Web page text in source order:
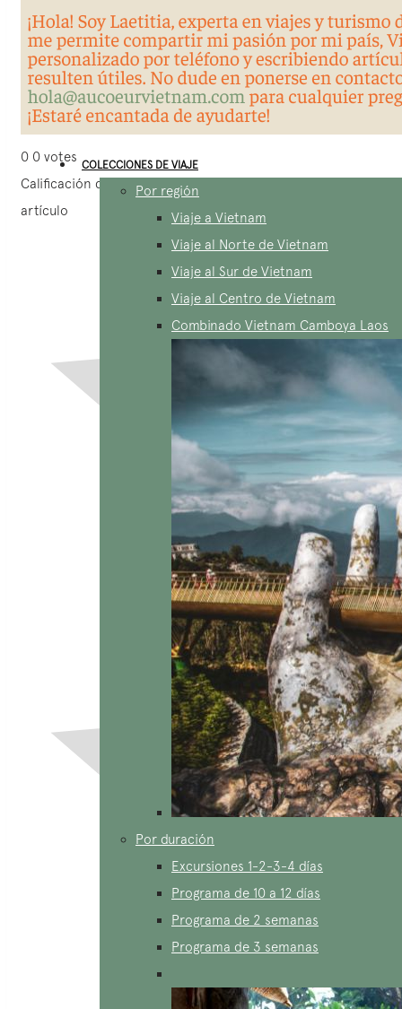
COLECCIONES DE VIAJE
Por región
Viaje a Vietnam
Viaje al Norte de Vietnam
Viaje al Sur de Vietnam
Viaje al Centro de Vietnam
Combinado Vietnam Camboya Laos
Por duración
Excursiones 1-2-3-4 días
Programa de 10 a 12 días
Programa de 2 semanas
Programa de 3 semanas
0 0 votes
Calificación del
artículo